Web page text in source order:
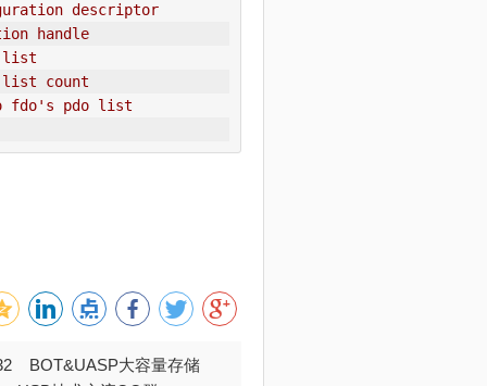
descriptor
handle
list
count
fdo's pdo list
BOT&UASP大容量存储